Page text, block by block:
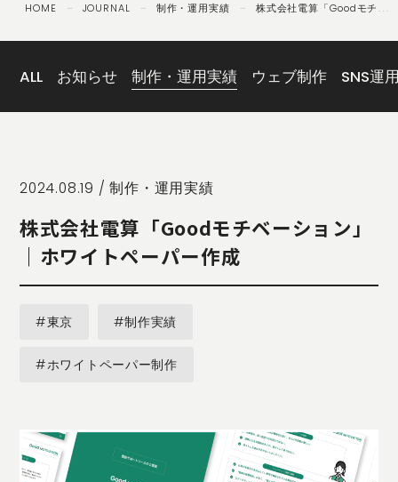
IDENTITY
ABOUT
US
COMPANY
JOURNAL
CONTACT
US
OTHERS
PRIVACY
POLICY
SECURITY
記
HOME － JOURNAL － 制作・運用実績 －
株式会社電算「Goodモチベ
ALL お知らせ 制作・運用実績 ウェブ制作 SNS運
2024.08.19 /制作・運用実績
株式会社電算「Goodモチベーション」
｜ホワイトペーパー作成
#東京 #制作実績
#ホワイトペーパー制作